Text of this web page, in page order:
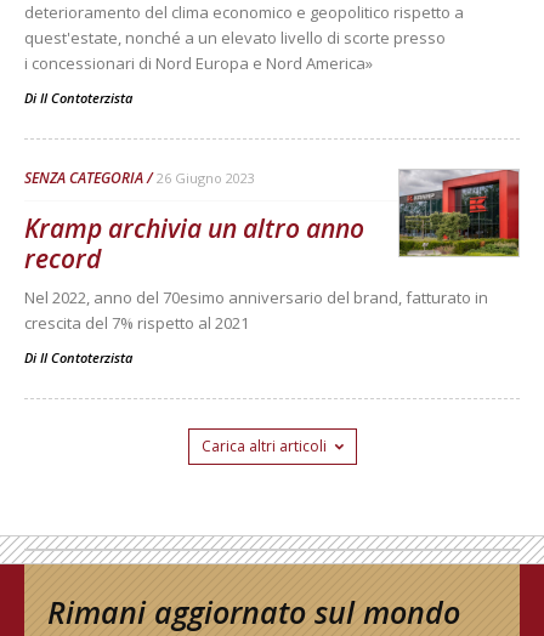
deterioramento del clima economico e geopolitico rispetto a
quest'estate, nonché a un elevato livello di scorte presso
i concessionari di Nord Europa e Nord America»
Di Il Contoterzista
SENZA CATEGORIA 26 Giugno 2023
Kramp archivia un altro anno
record
Nel 2022, anno del 70esimo anniversario del brand, fatturato in
crescita del 7% rispetto al 2021
Di Il Contoterzista
Carica altri articoli
Rimani aggiornato sul mondo